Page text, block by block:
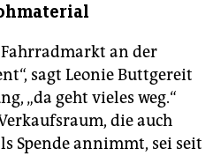
an der
sagt Leonie Buttgereit
„da geht vieles weg.“
die auch
Spende annimmt, sei seit